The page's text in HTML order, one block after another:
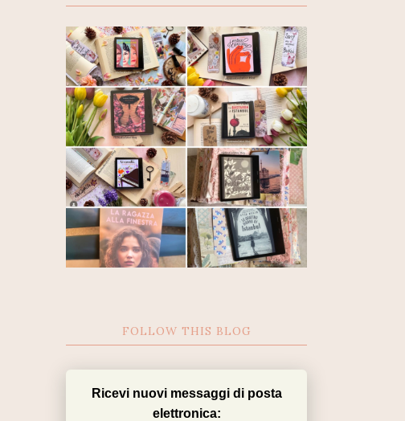
FOLLOW THIS BLOG
Ricevi nuovi messaggi di posta
elettronica: